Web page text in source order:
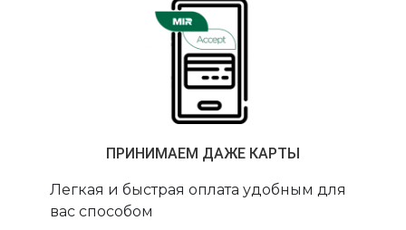
ПРИНИМАЕМ ДАЖЕ КАРТЫ
Легкая и быстрая оплата удобным для
вас способом